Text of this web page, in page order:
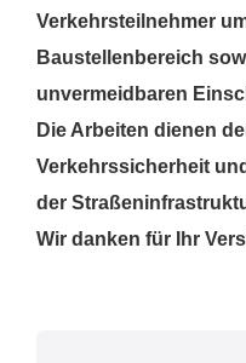
Verkehrsteilnehmer
Baustellenbereich
unvermeidbaren
Die Arbeiten dienen
Verkehrssicherheit
der
Wir danken für Ihr